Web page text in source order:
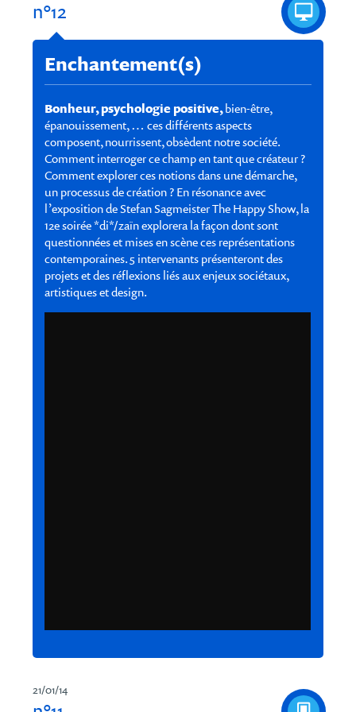
n°12
Enchantement(s)
Bonheur, psychologie positive,bien-être,
épanouissement, … ces différents aspects
composent, nourrissent, obsèdent notre société.
Comment interroger ce champ en tant que créateur ?
Comment explorer ces notions dans une démarche,
un processus de création ? En résonance avec
l’exposition de Stefan Sagmeister The Happy Show, la
12e soirée *di*/zaïn explorera la façon dont sont
questionnées et mises en scène ces représentations
contemporaines. 5 intervenants présenteront des
projets et des réflexions liés aux enjeux sociétaux,
artistiques et design.
21/01/14